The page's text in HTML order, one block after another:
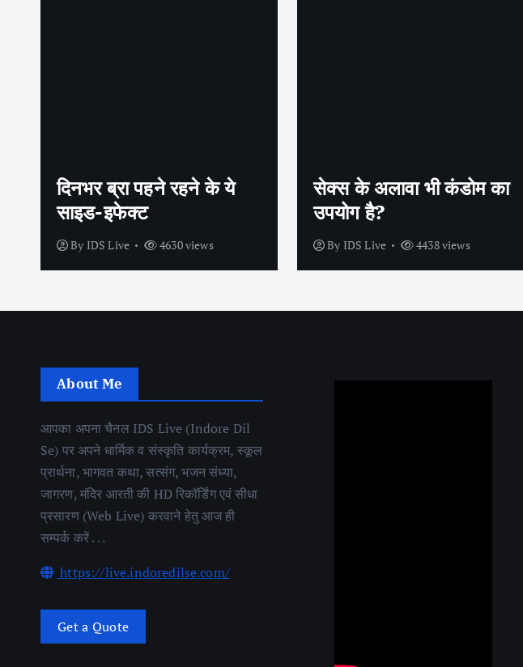
सेक्स के अलावा भी कंडोम का
उपयोग है?
By IDS Live 4438 views
शीघ्रपतन से छुटकारा,
अपनाएं ये घरेलु उपाय
By IDS Live 5207 views
About Me
आपका अपना चैनल IDS Live (Indore Dil
Se) पर अपने धार्मिक व संस्कृति कार्यक्रम, स्कूल
प्रार्थना, भागवत कथा, सत्संग, भजन संध्या,
जागरण, मंदिर आरती की HD रिकॉर्डिंग एवं सीधा
प्रसारण (Web Live) करवाने हेतु आज ही
सम्पर्क करें . . .
https://live.indoredilse.com/
Get a Quote